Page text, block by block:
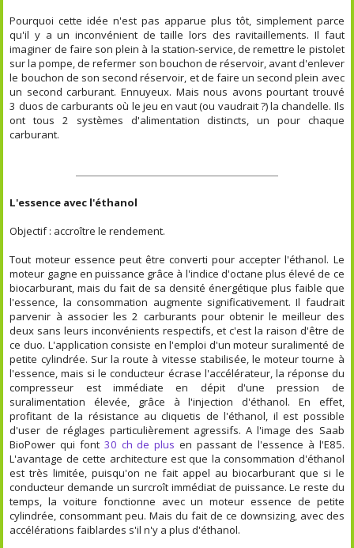
Pourquoi cette idée n'est pas apparue plus tôt, simplement parce
qu'il y a un inconvénient de taille lors des ravitaillements. Il faut
imaginer de faire son plein à la station-service, de remettre le pistolet
sur la pompe, de refermer son bouchon de réservoir, avant d'enlever
le bouchon de son second réservoir, et de faire un second plein avec
un second carburant. Ennuyeux. Mais nous avons pourtant trouvé
3 duos de carburants où le jeu en vaut (ou vaudrait ?) la chandelle. Ils
ont tous 2 systèmes d'alimentation distincts, un pour chaque
carburant.
L'essence avec l'éthanol
Objectif : accroître le rendement.
Tout moteur essence peut être converti pour accepter l'éthanol. Le
moteur gagne en puissance grâce à l'indice d'octane plus élevé de ce
biocarburant, mais du fait de sa densité énergétique plus faible que
l'essence, la consommation augmente significativement. Il faudrait
parvenir à associer les 2 carburants pour obtenir le meilleur des
deux sans leurs inconvénients respectifs, et c'est la raison d'être de
ce duo. L'application consiste en l'emploi d'un moteur suralimenté de
petite cylindrée. Sur la route à vitesse stabilisée, le moteur tourne à
l'essence, mais si le conducteur écrase l'accélérateur, la réponse du
compresseur est immédiate en dépit d'une pression de
suralimentation élevée, grâce à l'injection d'éthanol. En effet,
profitant de la résistance au cliquetis de l'éthanol, il est possible
d'user de réglages particulièrement agressifs. A l'image des Saab
BioPower qui font 30 ch de plus en passant de l'essence à l'E85.
L'avantage de cette architecture est que la consommation d'éthanol
est très limitée, puisqu'on ne fait appel au biocarburant que si le
conducteur demande un surcroît immédiat de puissance. Le reste du
temps, la voiture fonctionne avec un moteur essence de petite
cylindrée, consommant peu. Mais du fait de ce downsizing, avec des
accélérations faiblardes s'il n'y a plus d'éthanol.